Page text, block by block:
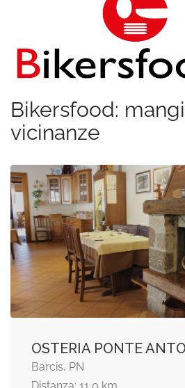
Bikersfood:
vicinanze
OSTERIA PONTE
Barcis, PN